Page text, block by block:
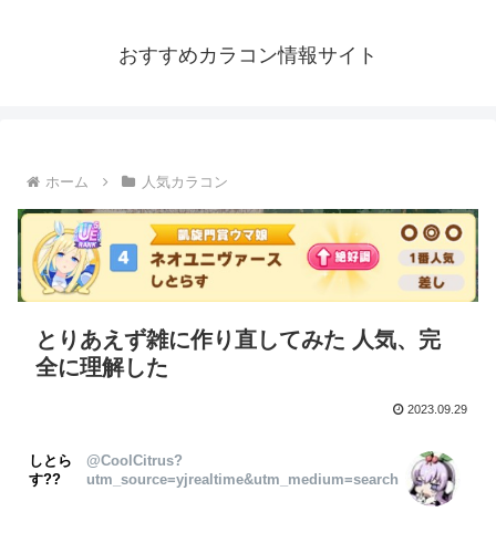
おすすめカラコン情報サイト
ホーム 人気カラコン
とりあえず雑に作り直してみた 人気、完
全に理解した
2023.09.29
しとら
す??
@CoolCitrus?
utm_source=yjrealtime&utm_medium=search